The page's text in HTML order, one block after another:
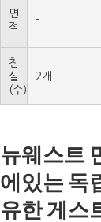
면
적
-
침
실
(수)
2개
뉴웨스트
에있는 독
유한 게스